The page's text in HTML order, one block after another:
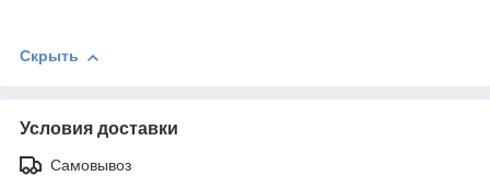
Скрыть
Условия доставки
Самовывоз